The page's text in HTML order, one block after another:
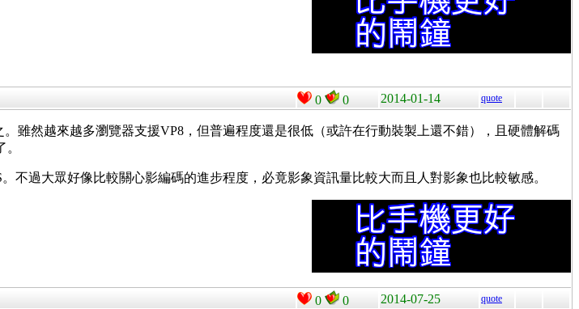
0 0 2014-01-14 quote
雖然越來越多瀏覽器支援VP8，但普遍程度還是很低（或許在行動裝製上還不錯），且硬體解碼
不過大眾好像比較關心影編碼的進步程度，必竟影象資訊量比較大而且人對影象也比較敏感。
0 0 2014-07-25 quote